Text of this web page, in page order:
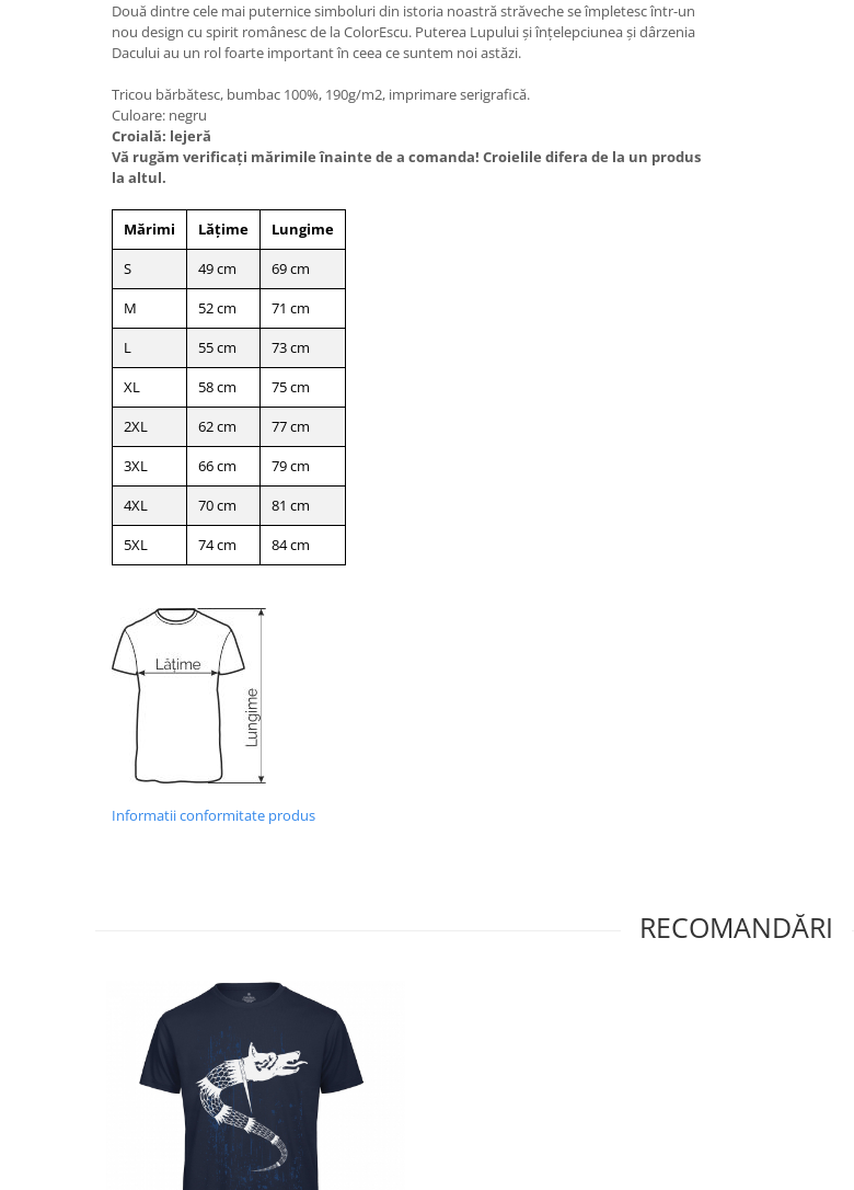
Două dintre cele mai puternice simboluri din istoria noastră străveche se împletesc într-un
nou design cu spirit românesc de la ColorEscu. Puterea Lupului și înțelepciunea și dârzenia
Dacului au un rol foarte important în ceea ce suntem noi astăzi.
Tricou bărbătesc, bumbac 100%, 190g/m2, imprimare serigrafică.
Culoare: negru
Croială: lejeră
Vă rugăm verificaţi mărimile înainte de a comanda! Croielile difera de la un produs
la altul.
Mărimi Lățime
Lungime
S
49 cm
69 cm
M
52 cm
71 cm
L
55 cm
73 cm
XL
58 cm
75 cm
2XL
62 cm
77 cm
3XL
66 cm
79 cm
4XL
70 cm
81 cm
5XL
74 cm 84 cm
Informatii conformitate produs
RECOMANDĂRI